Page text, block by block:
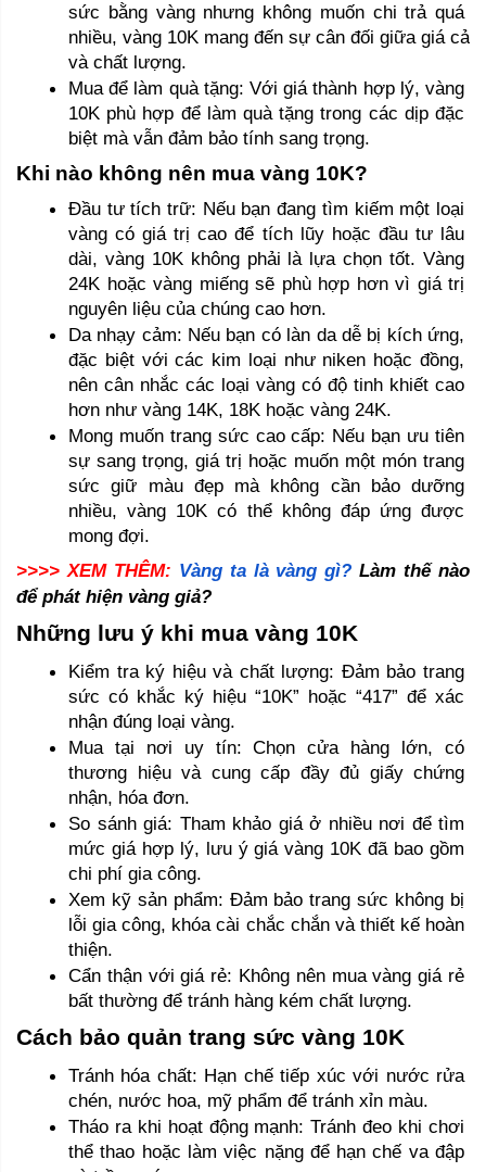
sức bằng vàng nhưng không muốn chi trả quá
nhiều, vàng 10K mang đến sự cân đối giữa giá cả
và chất lượng.
Mua để làm quà tặng: Với giá thành hợp lý, vàng
10K phù hợp để làm quà tặng trong các dịp đặc
biệt mà vẫn đảm bảo tính sang trọng.
Khi nào không nên mua vàng 10K?
Đầu tư tích trữ: Nếu bạn đang tìm kiếm một loại
vàng có giá trị cao để tích lũy hoặc đầu tư lâu
dài, vàng 10K không phải là lựa chọn tốt. Vàng
24K hoặc vàng miếng sẽ phù hợp hơn vì giá trị
nguyên liệu của chúng cao hơn.
Da nhạy cảm: Nếu bạn có làn da dễ bị kích ứng,
đặc biệt với các kim loại như niken hoặc đồng,
nên cân nhắc các loại vàng có độ tinh khiết cao
hơn như vàng 14K, 18K hoặc vàng 24K.
Mong muốn trang sức cao cấp: Nếu bạn ưu tiên
sự sang trọng, giá trị hoặc muốn một món trang
sức giữ màu đẹp mà không cần bảo dưỡng
nhiều, vàng 10K có thể không đáp ứng được
mong đợi.
>>>> XEM THÊM: Vàng ta là vàng gì? Làm thế nào
để phát hiện vàng giả?
Những lưu ý khi mua vàng 10K
Kiểm tra ký hiệu và chất lượng: Đảm bảo trang
sức có khắc ký hiệu “10K” hoặc “417” để xác
nhận đúng loại vàng.
Mua tại nơi uy tín: Chọn cửa hàng lớn, có
thương hiệu và cung cấp đầy đủ giấy chứng
nhận, hóa đơn.
So sánh giá: Tham khảo giá ở nhiều nơi để tìm
mức giá hợp lý, lưu ý giá vàng 10K đã bao gồm
chi phí gia công.
Xem kỹ sản phẩm: Đảm bảo trang sức không bị
lỗi gia công, khóa cài chắc chắn và thiết kế hoàn
thiện.
Cẩn thận với giá rẻ: Không nên mua vàng giá rẻ
bất thường để tránh hàng kém chất lượng.
Cách bảo quản trang sức vàng 10K
Tránh hóa chất: Hạn chế tiếp xúc với nước rửa
chén, nước hoa, mỹ phẩm để tránh xỉn màu.
Tháo ra khi hoạt động mạnh: Tránh đeo khi chơi
thể thao hoặc làm việc nặng để hạn chế va đập